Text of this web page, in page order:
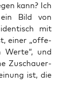
kann? Ich
Bild von
mit
einer „offe­
Wer­te“, und
Zuschau­er­
ist, die